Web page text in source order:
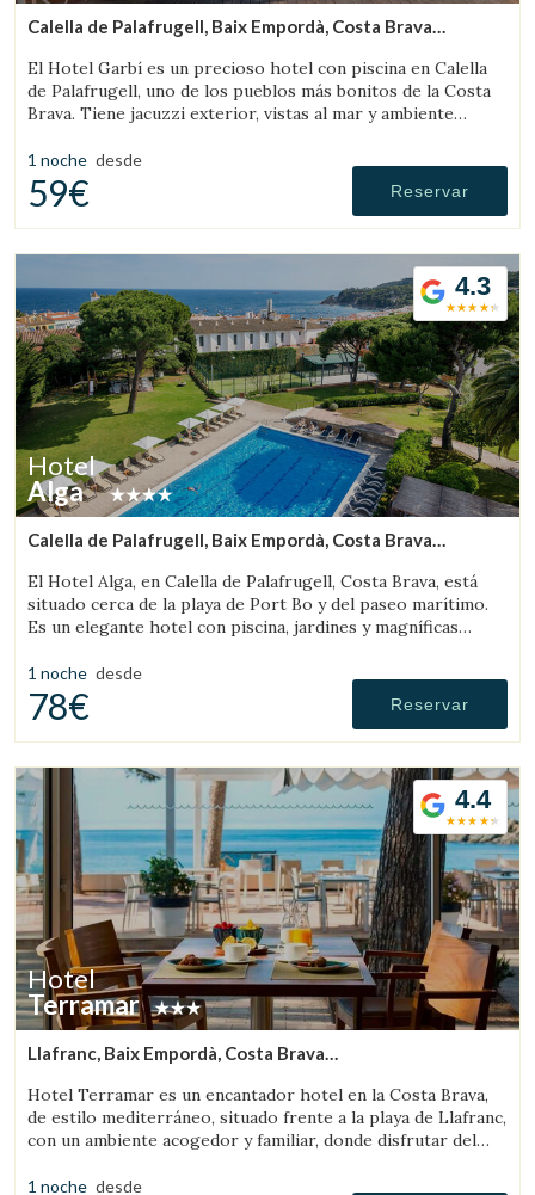
Calella de Palafrugell, Baix Empordà, Costa Brava
El Hotel Garbí es un precioso hotel con piscina en Calella
de Palafrugell, uno de los pueblos más bonitos de la Costa
Brava. Tiene jacuzzi exterior, vistas al mar y ambiente
1 noche desde
59€ Reservar
4.3
Hotel
Alga
Calella de Palafrugell, Baix Empordà, Costa Brava
El Hotel Alga, en Calella de Palafrugell, Costa Brava, está
situado cerca de la playa de Port Bo y del paseo marítimo.
Es un elegante hotel con piscina, jardines y magníficas
1 noche desde
78€ Reservar
4.4
Hotel
Terramar
Llafranc, Baix Empordà, Costa Brava
Hotel Terramar es un encantador hotel en la Costa Brava,
de estilo mediterráneo, situado frente a la playa de Llafranc,
con un ambiente acogedor y familiar, donde disfrutar del
1 noche desde